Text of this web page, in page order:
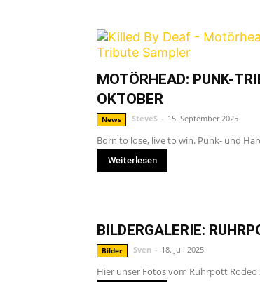
MOTÖRHEAD: PUNK-
OKTOBER
News SteveS - 15. September 2025
Born to lose, live to win. Punk- und
Weiterlesen
BILDERGALERIE:
Bilder Sven - 18. Juli 2025
Hier unser Fotos vom Ruhrpott Rodeo